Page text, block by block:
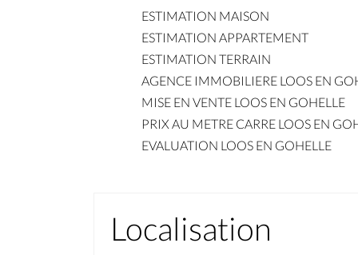
ESTIMATION MAISON
ESTIMATION APPARTEMENT
ESTIMATION TERRAIN
AGENCE IMMOBILIERE LOOS EN
MISE EN VENTE LOOS EN GOHELLE
PRIX AU METRE CARRE LOOS EN
EVALUATION LOOS EN GOHELLE
Localisation